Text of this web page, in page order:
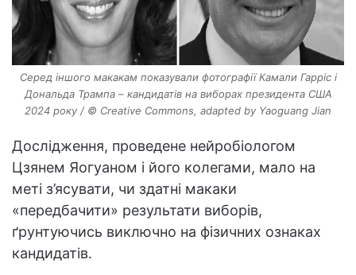
Серед іншого макакам показували фотографії Камали Гарріс і
Дональда Трампа – кандидатів на виборах президента США
2024 року / © Creative Commons, adapted by Yaoguang Jian
Дослідження, проведене нейробіологом
Цзянем Яогуаном і його колегами, мало на
меті з’ясувати, чи здатні макаки
«передбачити» результати виборів,
ґрунтуючись виключно на фізичних ознаках
кандидатів.